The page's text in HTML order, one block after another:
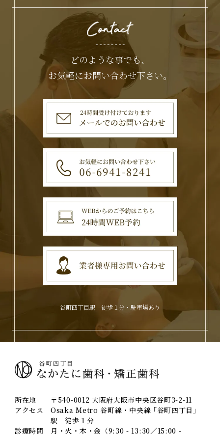
どのような事でも、
お気軽にお問い合わせ下さい。
谷町四丁目駅 徒歩１分・駐車場あり
所在地
〒540-0012 大阪府大阪市中央区谷町3-2-11
アクセス
Osaka Metro 谷町線・中央線 ｢谷町四丁目｣
駅 徒歩１分
診療時間
月・火・木・金（9:30 - 13:30／15:00 -